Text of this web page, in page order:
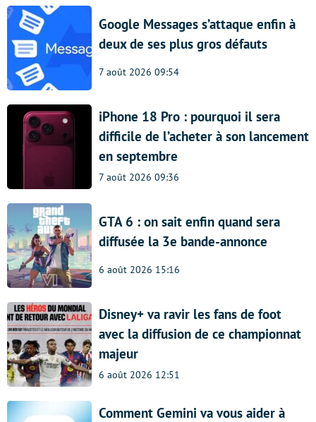
Google Messages s’attaque enfin à
deux de ses plus gros défauts
7 août 2026 09:54
iPhone 18 Pro : pourquoi il sera
difficile de l’acheter à son lancement
en septembre
7 août 2026 09:36
GTA 6 : on sait enfin quand sera
diffusée la 3e bande-annonce
6 août 2026 15:16
Disney+ va ravir les fans de foot
avec la diffusion de ce championnat
majeur
6 août 2026 12:51
Comment Gemini va vous aider à